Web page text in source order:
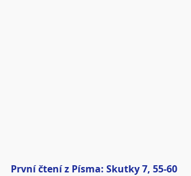
První čtení z Písma: Skutky 7, 55-60